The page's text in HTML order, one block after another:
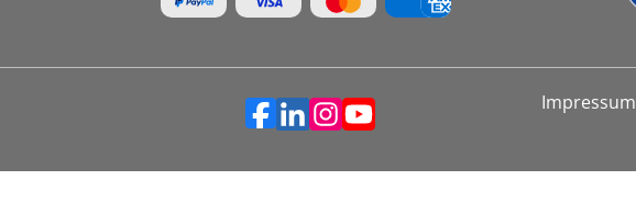
Impressum